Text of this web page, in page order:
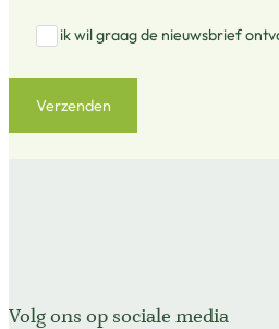
Ja, ik wil graag de nieuwsbrief
Verzenden
Volg ons op sociale media